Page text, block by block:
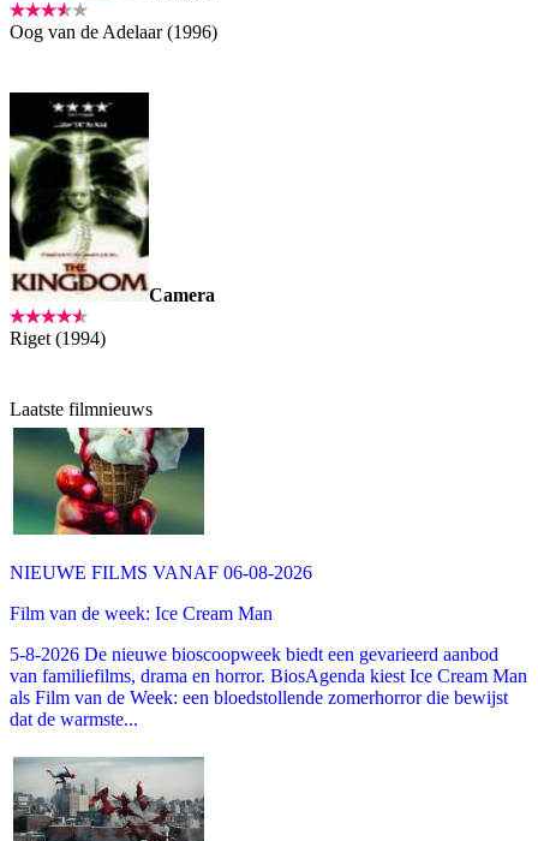
Oog van de Adelaar (1996)
Camera
Riget (1994)
Laatste filmnieuws
NIEUWE FILMS VANAF 06-08-2026
Film van de week: Ice Cream Man
5-8-2026 De nieuwe bioscoopweek biedt een gevarieerd aanbod
van familiefilms, drama en horror. BiosAgenda kiest Ice Cream Man
als Film van de Week: een bloedstollende zomerhorror die bewijst
dat de warmste...